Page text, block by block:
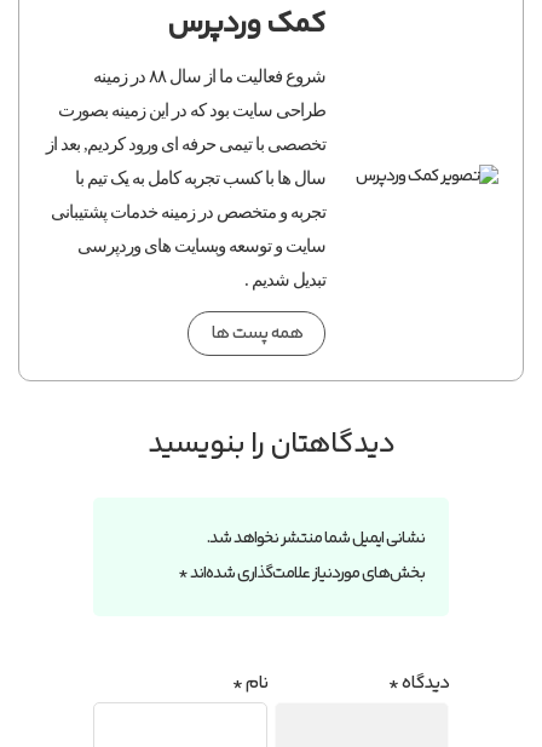
کمک وردپرس
شروع فعالیت ما از سال ۸۸ در زمینه
طراحی سایت بود که در این زمینه بصورت
تخصصی با تیمی حرفه ای ورود کردیم, بعد از
سال ها با کسب تجربه کامل به یک تیم با
تجربه و متخصص در زمینه خدمات پشتیبانی
سایت و توسعه وبسایت های وردپرسی
تبدیل شدیم .
همه پست ها
دیدگاهتان را بنویسید
نشانی ایمیل شما منتشر نخواهد شد.
بخش‌های موردنیاز علامت‌گذاری شده‌اند*
دیدگاه* نام*